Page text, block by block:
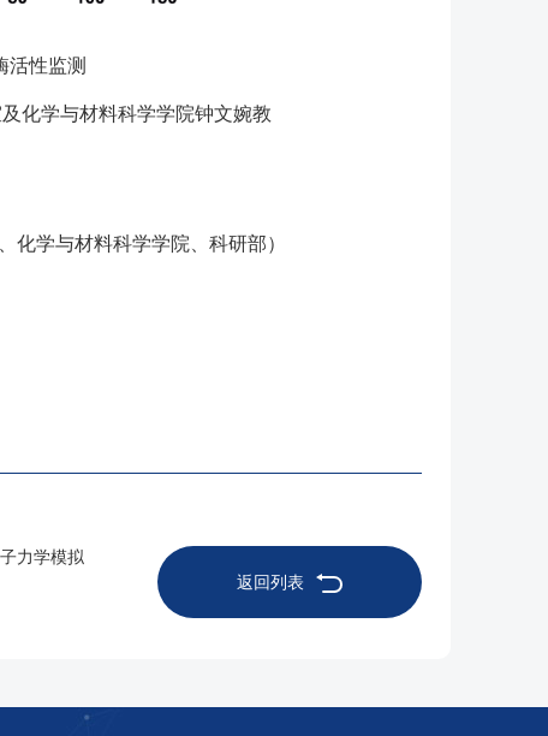
活性监测
化学与材料科学学院钟文婉教
化学与材料科学学院、科研部）
返回列表
力学模拟